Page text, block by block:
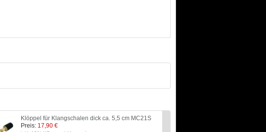
Klöppel für Klangschalen dick ca. 5,5 cm MC21S
Preis: 17,90 €